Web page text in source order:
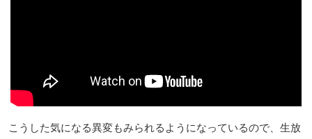
こうした気になる異変もみられるようになっているので、生放